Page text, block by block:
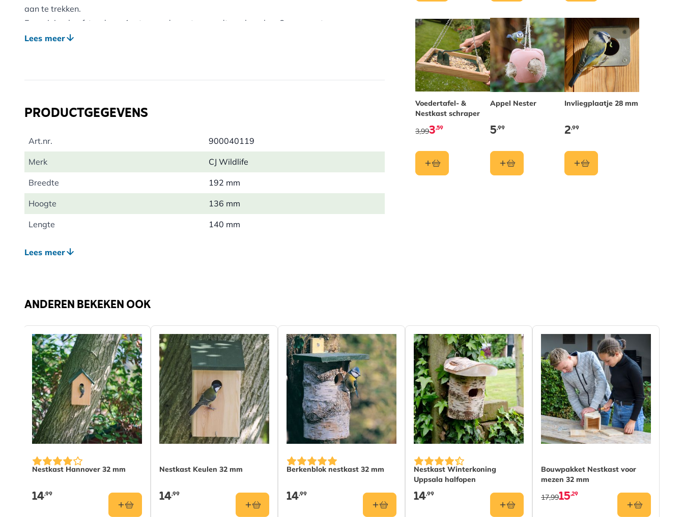
Voedertafel- &
Nestkast schraper
3,59
3,99
Appel Nester
5,99
Invliegplaatje 28 mm
2,99
aan te trekken.
Een minimale afstand van 1m tussen de nesten wordt aanbevolen. Om ervoor te
zorgen dat de zwaluwen genoeg ruimte hebben in het nest en bij het aankomen en
Lees meer
PRODUCTGEGEVENS
Art.nr. 900040119
Merk CJ Wildlife
Breedte 192 mm
Hoogte 136 mm
Lengte 140 mm
Kleur
Materiaal Hout (FSC® 100%), Woodstone
Invliegopening Cup
Lees meer
ANDEREN BEKEKEN OOK
Nestkast Hannover 32 mm
14,99
Nestkast Keulen 32 mm
14,99
Berkenblok nestkast 32 mm
14,99
Nestkast Winterkoning
Uppsala halfopen
14,99
Bouwpakket Nestkast voor
mezen 32 mm
15,29
17,99